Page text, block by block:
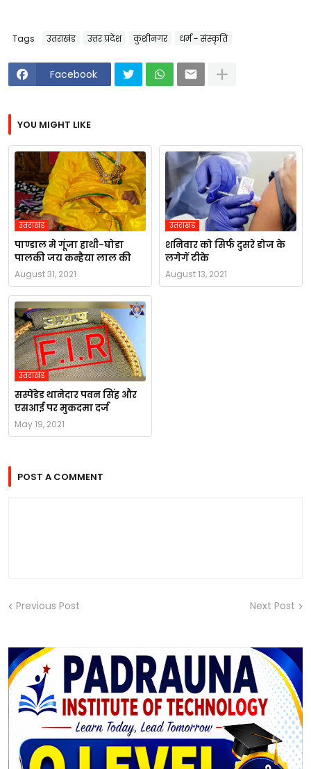
Tags उतराखंड उत्तर प्रदेश कुशीनगर धर्म - संस्कृति
Facebook
YOU MIGHT LIKE
उतराखंड
पाण्डाल मे गूंजा हाथी-घोडा
पालकी जय कन्हैया लाल की
August 31, 2021
उतराखंड
शनिवार को सिर्फ दुसरे डोज के
लगेगें टीके
August 13, 2021
उतराखंड
सस्पेंडेड थानेदार पवन सिंह और
एसआई पर मुकदमा दर्ज
May 19, 2021
POST A COMMENT
Previous Post Next Post